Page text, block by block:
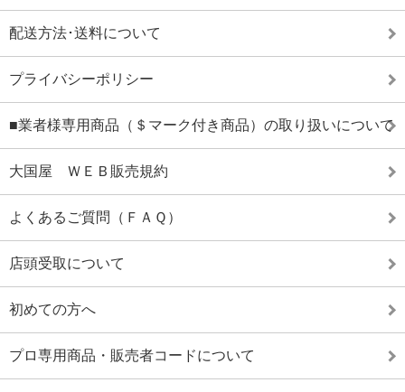
配送方法･送料について
プライバシーポリシー
■業者様専用商品（＄マーク付き商品）の取り扱いについて
大国屋 ＷＥＢ販売規約
よくあるご質問（ＦＡＱ）
店頭受取について
初めての方へ
プロ専用商品・販売者コードについて